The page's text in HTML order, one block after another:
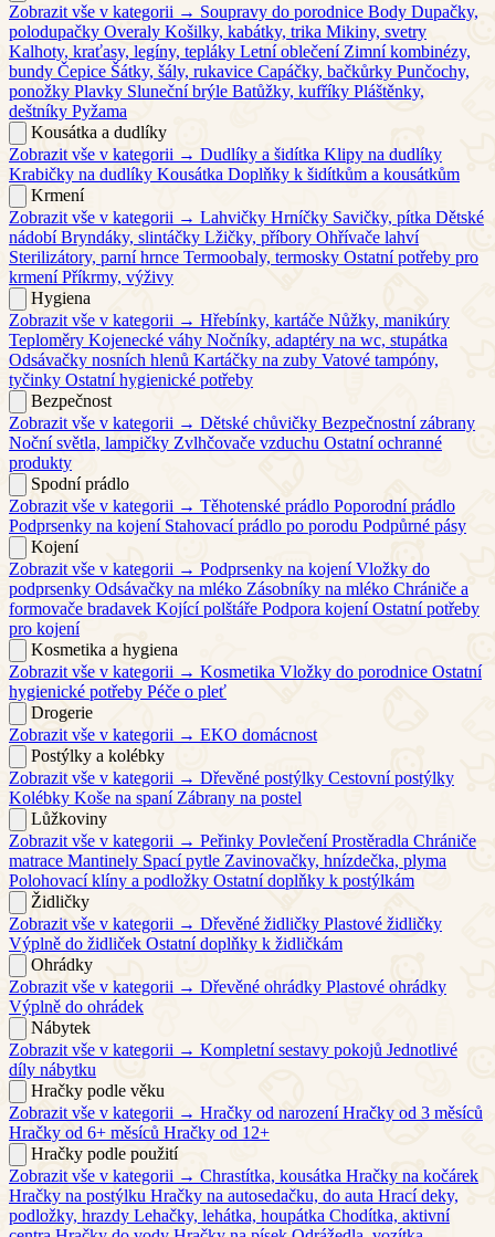
Zobrazit vše v kategorii → Soupravy do porodnice Body Dupačky,
polodupačky Overaly Košilky, kabátky, trika Mikiny, svetry
Kalhoty, kraťasy, legíny, tepláky Letní oblečení Zimní kombinézy,
bundy Čepice Šátky, šály, rukavice Capáčky, bačkůrky Punčochy,
ponožky Plavky Sluneční brýle Batůžky, kufříky Pláštěnky,
deštníky Pyžama
Kousátka a dudlíky
Zobrazit vše v kategorii → Dudlíky a šidítka Klipy na dudlíky
Krabičky na dudlíky Kousátka Doplňky k šidítkům a kousátkům
Krmení
Zobrazit vše v kategorii → Lahvičky Hrníčky Savičky, pítka Dětské
nádobí Bryndáky, slintáčky Lžičky, příbory Ohřívače lahví
Sterilizátory, parní hrnce Termoobaly, termosky Ostatní potřeby pro
krmení Příkrmy, výživy
Hygiena
Zobrazit vše v kategorii → Hřebínky, kartáče Nůžky, manikúry
Teploměry Kojenecké váhy Nočníky, adaptéry na wc, stupátka
Odsávačky nosních hlenů Kartáčky na zuby Vatové tampóny,
tyčinky Ostatní hygienické potřeby
Bezpečnost
Zobrazit vše v kategorii → Dětské chůvičky Bezpečnostní zábrany
Noční světla, lampičky Zvlhčovače vzduchu Ostatní ochranné
produkty
Spodní prádlo
Zobrazit vše v kategorii → Těhotenské prádlo Poporodní prádlo
Podprsenky na kojení Stahovací prádlo po porodu Podpůrné pásy
Kojení
Zobrazit vše v kategorii → Podprsenky na kojení Vložky do
podprsenky Odsávačky na mléko Zásobníky na mléko Chrániče a
formovače bradavek Kojící polštáře Podpora kojení Ostatní potřeby
pro kojení
Kosmetika a hygiena
Zobrazit vše v kategorii → Kosmetika Vložky do porodnice Ostatní
hygienické potřeby Péče o pleť
Drogerie
Zobrazit vše v kategorii → EKO domácnost
Postýlky a kolébky
Zobrazit vše v kategorii → Dřevěné postýlky Cestovní postýlky
Kolébky Koše na spaní Zábrany na postel
Lůžkoviny
Zobrazit vše v kategorii → Peřinky Povlečení Prostěradla Chrániče
matrace Mantinely Spací pytle Zavinovačky, hnízdečka, plyma
Polohovací klíny a podložky Ostatní doplňky k postýlkám
Židličky
Zobrazit vše v kategorii → Dřevěné židličky Plastové židličky
Výplně do židliček Ostatní doplňky k židličkám
Ohrádky
Zobrazit vše v kategorii → Dřevěné ohrádky Plastové ohrádky
Výplně do ohrádek
Nábytek
Zobrazit vše v kategorii → Kompletní sestavy pokojů Jednotlivé
díly nábytku
Hračky podle věku
Zobrazit vše v kategorii → Hračky od narození Hračky od 3 měsíců
Hračky od 6+ měsíců Hračky od 12+
Hračky podle použití
Zobrazit vše v kategorii → Chrastítka, kousátka Hračky na kočárek
Hračky na postýlku Hračky na autosedačku, do auta Hrací deky,
podložky, hrazdy Lehačky, lehátka, houpátka Chodítka, aktivní